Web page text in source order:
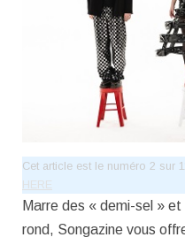
Cet article est le numéro 2 sur
HERE
Marre des « demi-sel »
rond, Songazine vous